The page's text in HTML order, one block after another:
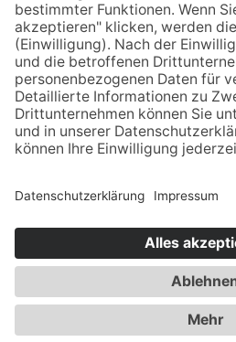
Öffnungszeiten
Apotheken Notdienst:
Bereitschaftsdienste